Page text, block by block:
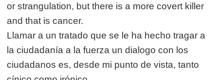
or strangulation, but there is a more covert killer
and that is cancer.
Llamar a un tratado que se le ha hecho tragar a
la ciudadanía a la fuerza un dialogo con los
ciudadanos es, desde mi punto de vista, tanto